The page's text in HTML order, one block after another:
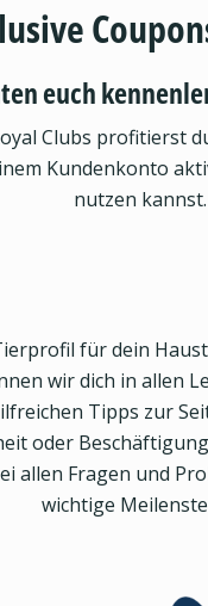
euch
Clubs profitierst
Kundenkonto
nutzen kannst.
für dein
wir dich in allen
Tipps zur
oder
allen Fragen und
wichtige